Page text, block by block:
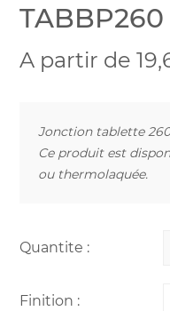
TABBP260
A partir de
Jonction tablette
Ce produit est
ou thermolaquée.
Quantite :
Finition :